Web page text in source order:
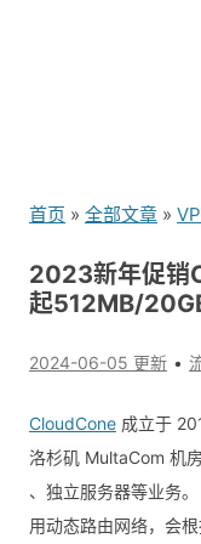
首页 » 全部文章 »
2023新年促销
起512MB/
2024-06-05 更新
CloudCone 成立于
洛杉矶 Mul­ta­Com 机
、独立服务器等业务。
用动态路由网络，会